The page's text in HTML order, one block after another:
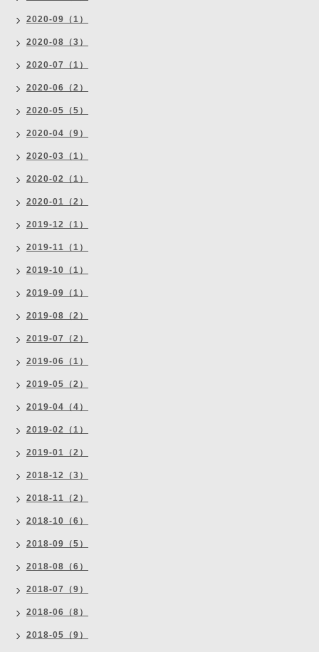
2020-09（1）
2020-08（3）
2020-07（1）
2020-06（2）
2020-05（5）
2020-04（9）
2020-03（1）
2020-02（1）
2020-01（2）
2019-12（1）
2019-11（1）
2019-10（1）
2019-09（1）
2019-08（2）
2019-07（2）
2019-06（1）
2019-05（2）
2019-04（4）
2019-02（1）
2019-01（2）
2018-12（3）
2018-11（2）
2018-10（6）
2018-09（5）
2018-08（6）
2018-07（9）
2018-06（8）
2018-05（9）